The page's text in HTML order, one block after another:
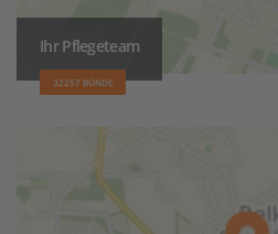
Ihr Pflegeteam
32257 BÜNDE